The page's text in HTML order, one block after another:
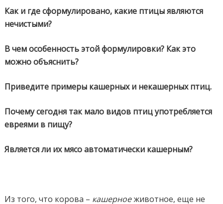
Как и где сформулировано, какие птицы являются
нечистыми?
В чем особенность этой формулировки? Как это
можно объяснить?
Приведите примеры кашерных и некашерных птиц.
Почему сегодня так мало видов птиц употребляется
евреями в пищу?
Является ли их мясо автоматически кашерным?
Из того, что корова – кашерноеживотное, еще не